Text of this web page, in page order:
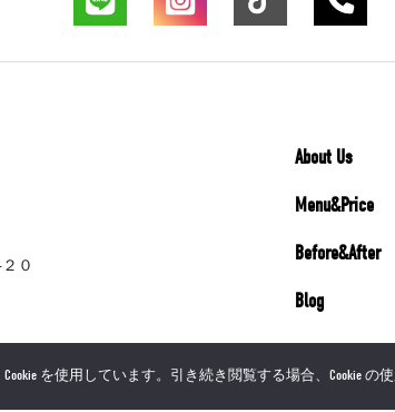
０
About Us
Menu&Price
Before&After
Blog
を使用しています。引き続き閲覧する場合、Cookie の